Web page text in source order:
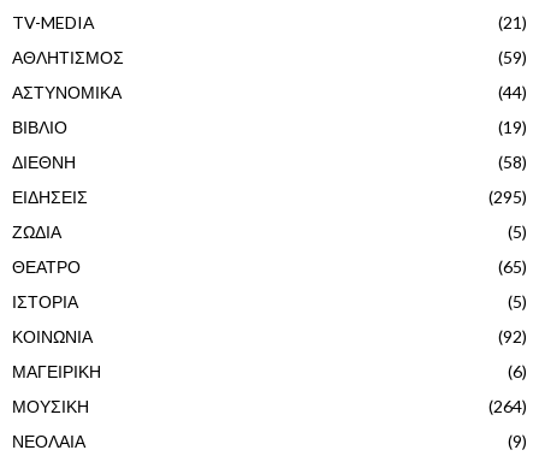
TV-MEDIA
(21)
ΑΘΛΗΤΙΣΜΟΣ
(59)
ΑΣΤΥΝΟΜΙΚΑ
(44)
ΒΙΒΛΙΟ
(19)
ΔΙΕΘΝΗ
(58)
ΕΙΔΗΣΕΙΣ
(295)
ΖΩΔΙΑ
(5)
ΘΕΑΤΡΟ
(65)
ΙΣΤΟΡΙΑ
(5)
ΚΟΙΝΩΝΙΑ
(92)
ΜΑΓΕΙΡΙΚΗ
(6)
ΜΟΥΣΙΚΗ
(264)
ΝΕΟΛΑΙΑ
(9)